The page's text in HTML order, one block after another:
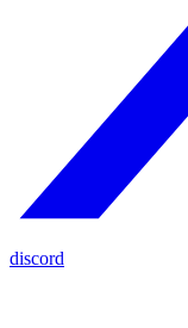
discord